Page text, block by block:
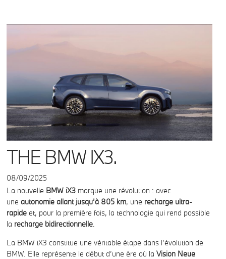
THE BMW IX3.
08/09/2025
La nouvelle BMW iX3marque une révolution : avec
une autonomie allant jusqu’à 805 km, une recharge ultra-
rapideet, pour la première fois, la technologie qui rend possible
la recharge bidirectionnelle.
La BMW iX3 constitue une véritable étape dans l’évolution de
BMW. Elle représente le début d’une ère où la Vision Neue